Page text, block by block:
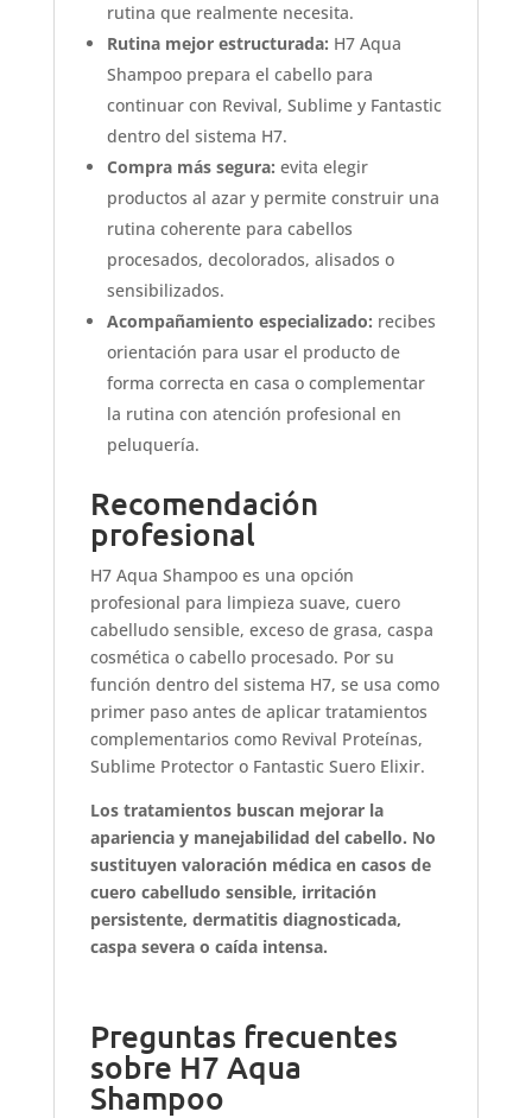
rutina que realmente necesita.
Rutina mejor estructurada: H7 Aqua
Shampoo prepara el cabello para
continuar con Revival, Sublime y Fantastic
dentro del sistema H7.
Compra más segura: evita elegir
productos al azar y permite construir una
rutina coherente para cabellos
procesados, decolorados, alisados o
sensibilizados.
Acompañamiento especializado: recibes
orientación para usar el producto de
forma correcta en casa o complementar
la rutina con atención profesional en
peluquería.
Recomendación
profesional
H7 Aqua Shampoo es una opción
profesional para limpieza suave, cuero
cabelludo sensible, exceso de grasa, caspa
cosmética o cabello procesado. Por su
función dentro del sistema H7, se usa como
primer paso antes de aplicar tratamientos
complementarios como Revival Proteínas,
Sublime Protector o Fantastic Suero Elixir.
Los tratamientos buscan mejorar la
apariencia y manejabilidad del cabello. No
sustituyen valoración médica en casos de
cuero cabelludo sensible, irritación
persistente, dermatitis diagnosticada,
caspa severa o caída intensa.
Preguntas frecuentes
sobre H7 Aqua
Shampoo